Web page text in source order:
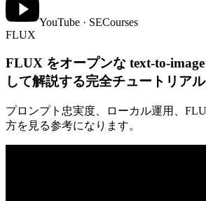
YouTube · SECourses
FLUX
FLUX をオープンな text-to-
して解説する完全チュートリアル
プロンプト忠実度、ローカル運用、
方を見る参考になります。